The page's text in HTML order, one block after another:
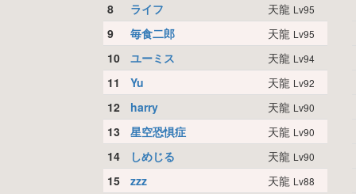
8 ライフ 天龍 Lv95
9 毎食二郎 天龍 Lv95
10 ユーミス 天龍 Lv94
11 Yu 天龍 Lv92
12 harry 天龍 Lv90
13 星空恐惧症 天龍 Lv90
14 しめじる 天龍 Lv90
15 zzz 天龍 Lv88